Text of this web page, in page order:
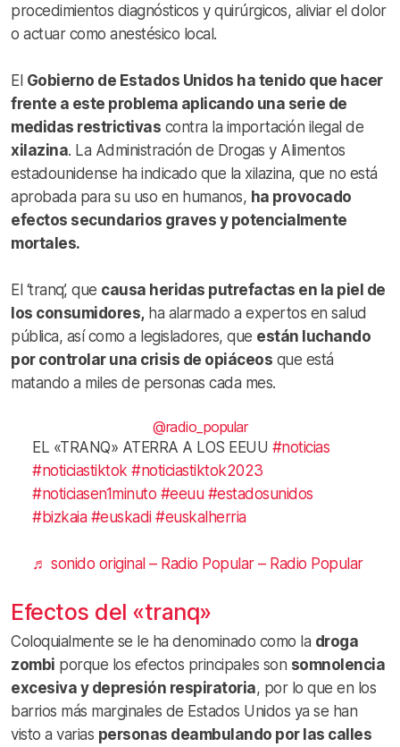
procedimientos diagnósticos y quirúrgicos, aliviar el dolor
o actuar como anestésico local.
El Gobierno de Estados Unidos ha tenido que hacer
frente a este problema aplicando una serie de
medidas restrictivas contra la importación ilegal de
xilazina. La Administración de Drogas y Alimentos
estadounidense ha indicado que la xilazina, que no está
aprobada para su uso en humanos, ha provocado
efectos secundarios graves y potencialmente
mortales.
El ‘tranq’, que causa heridas putrefactas en la piel de
los consumidores, ha alarmado a expertos en salud
pública, así como a legisladores, que están luchando
por controlar una crisis de opiáceos que está
matando a miles de personas cada mes.
@radio_popular
EL «TRANQ» ATERRA A LOS EEUU #noticias
#noticiastiktok #noticiastiktok2023
#noticiasen1minuto #eeuu #estadosunidos
#bizkaia #euskadi #euskalherria
♬ sonido original – Radio Popular – Radio Popular
Efectos del «tranq»
Coloquialmente se le ha denominado como la droga
zombi porque los efectos principales son somnolencia
excesiva y depresión respiratoria, por lo que en los
barrios más marginales de Estados Unidos ya se han
visto a varias personas deambulando por las calles